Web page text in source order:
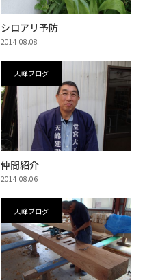
シロアリ予防
2014.08.08
天峰ブログ
仲間紹介
2014.08.06
天峰ブログ